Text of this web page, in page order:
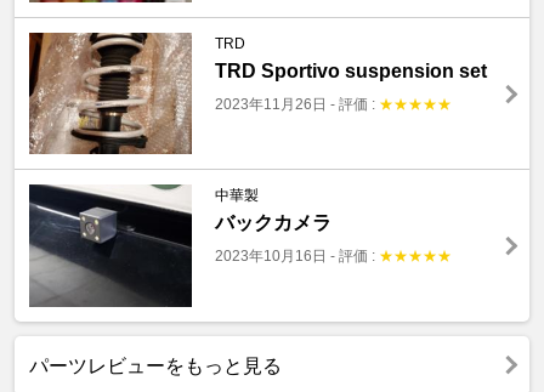
TRD
TRD Sportivo suspension set
2023年11月26日 - 評価 : ★★★★★
中華製
バックカメラ
2023年10月16日 - 評価 : ★★★★★
パーツレビューをもっと見る